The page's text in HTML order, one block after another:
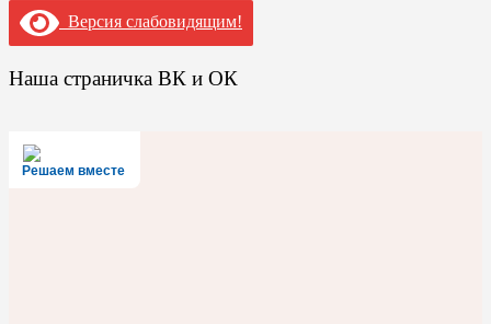
Версия слабовидящим!
Наша страничка ВК и ОК
Решаем вместе